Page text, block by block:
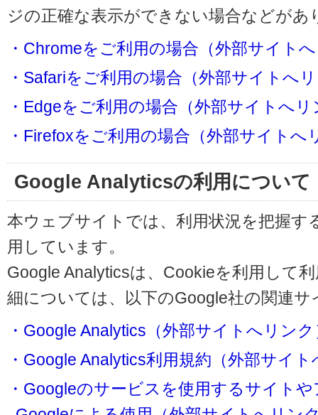
ジの正確な表示ができない場合などが
・Chromeをご利用の場合（外部サイト
・Safariをご利用の場合（外部サイトへ
・Edgeをご利用の場合（外部サイトへリ
・Firefoxをご利用の場合（外部サイトへ
Google Analyticsの利用について
本ウェブサイトでは、利用状況を把握す
用しています。
Google Analyticsは、Cookieを利用して
細については、以下のGoogle社の関連
・Google Analytics（外部サイトへリンク
・Google Analytics利用規約（外部サイ
・Googleのサービスを使用するサイト